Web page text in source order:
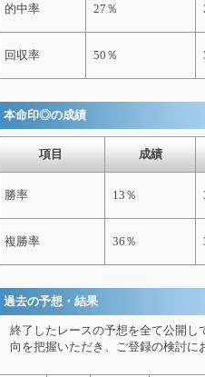
的中率 27％
回収率 50％
本命印◎の成績
項目 成績
勝率 13％
複勝率 36％
過去の予想・結果
終了したレースの予想を全て公開
向を把握いただき、ご登録の検討に